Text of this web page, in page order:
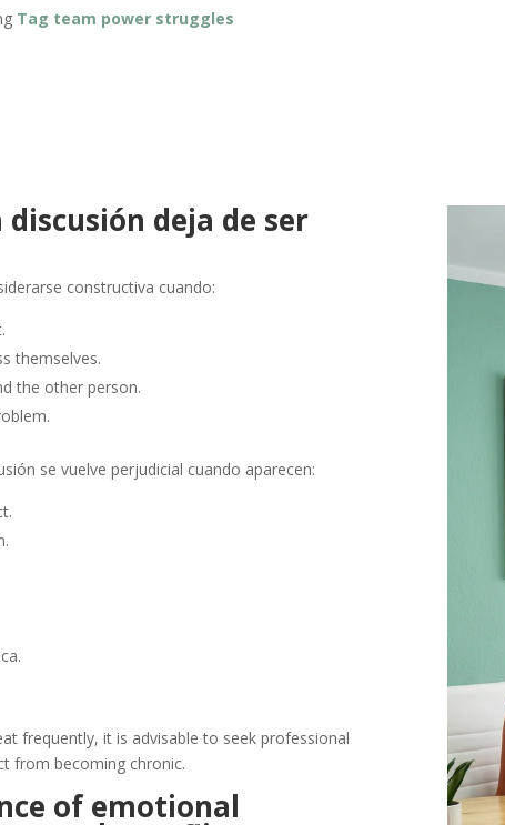
Tag team power struggles
discusión deja de ser
constructiva cuando:
themselves.
the other person.
se vuelve perjudicial cuando aparecen:
frequently, it is advisable to seek professional
from becoming chronic.
of emotional